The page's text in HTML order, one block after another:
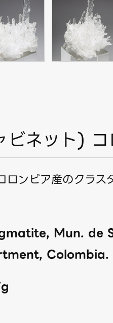
ネット)
ンビア産のクラス
Mun. de
Colombia.